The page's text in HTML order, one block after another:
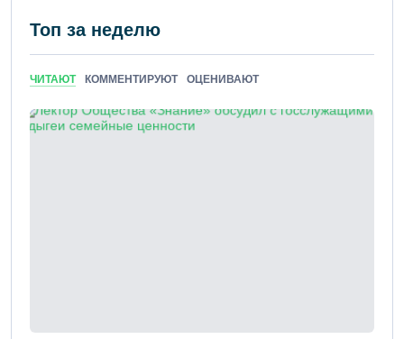
Топ за неделю
ЧИТАЮТ КОММЕНТИРУЮТ ОЦЕНИВАЮТ